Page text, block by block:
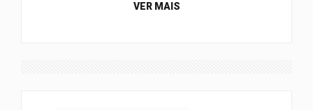
VER MAIS